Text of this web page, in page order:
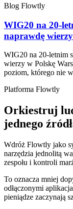
Blog Flowtly
WIG20 na 20-
naprawdę
WIG20 na 20-letnim
wierzy w Polskę
poziom, którego nie
Platforma Flowtly
Orkiestruj
jednego
Wdróż Flowtly jako
narzędzia jednolitą
zespołu i kontroli
To oznacza mniej
odłączonymi
pieniądze zaczynają